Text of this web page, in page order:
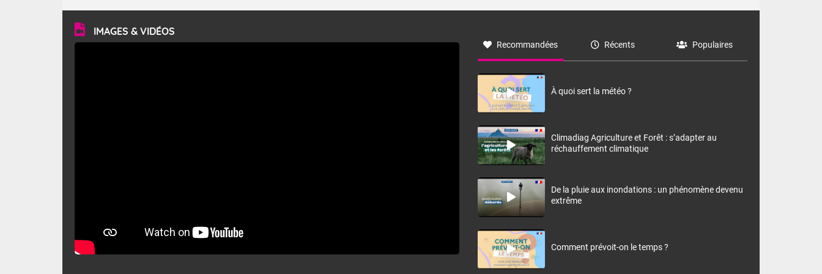
vitesse moyenne de 50 km/h et atteindre 80 à 100 km/h
en rafales, parfois davantage. Il parcourt la basse vallée
du Rhône et la Provence et envahit le littoral
méditerranéen à partir de la Camargue.
à nord-ouest, dans un secteur qui part du Roussillon à la
monts, en allusion aux régions montagneuses d’où
IMAGES & VIDÉOS
Recommandées Récents Populaires
À quoi sert la météo ?
Climadiag Agriculture et Forêt : s’adapter au
réchauffement climatique
De la pluie aux inondations : un phénomène devenu
extrême
Comment prévoit-on le temps ?